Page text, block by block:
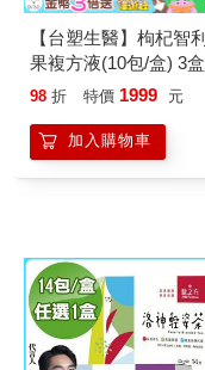
【台塑生醫】枸杞智
果複方液(10包/盒) 3
98 折 特價 1999 元
加入購物車